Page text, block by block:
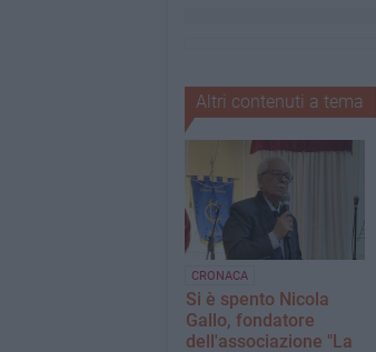
Altri contenuti a tema
CRONACA
Si è spento Nicola
Gallo, fondatore
dell'associazione "La